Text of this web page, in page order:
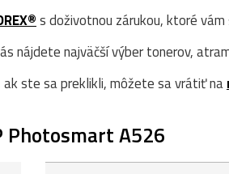
s doživotnou zárukou, ktoré
nájdete najväčší výber tonerov,
ste sa preklikli, môžete sa vrátiť na
Photosmart A526